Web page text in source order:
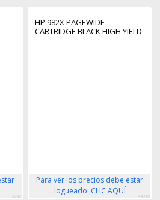
3942
HP 982X PAGEWIDE
CARTRIDGE BLACK HIGH YIELD
Para ver los precios debe estar
logueado. CLIC AQUÍ
44810